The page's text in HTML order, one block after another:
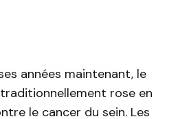
années maintenant, le
rose en
le cancer du sein. Les